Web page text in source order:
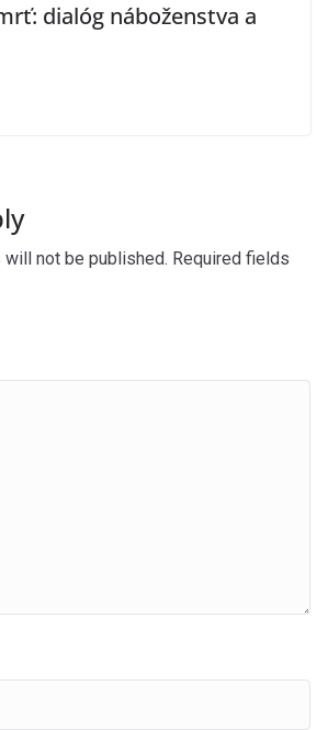
dialóg náboženstva a
will not be published. Required fields